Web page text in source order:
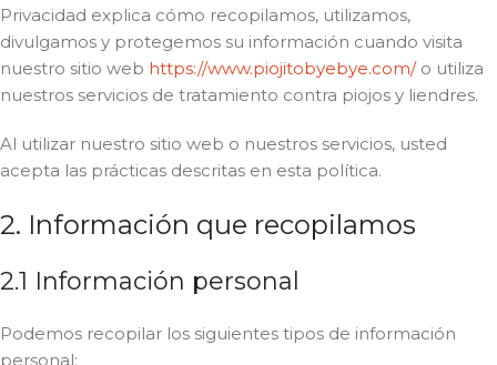
Privacidad explica cómo recopilamos, utilizamos,
divulgamos y protegemos su información cuando visita
nuestro sitio web https://www.piojitobyebye.com/o utiliza
nuestros servicios de tratamiento contra piojos y liendres.
Al utilizar nuestro sitio web o nuestros servicios, usted
acepta las prácticas descritas en esta política.
2. Información que recopilamos
2.1 Información personal
Podemos recopilar los siguientes tipos de información
personal: